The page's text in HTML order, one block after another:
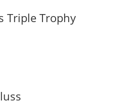
Triple Trophy